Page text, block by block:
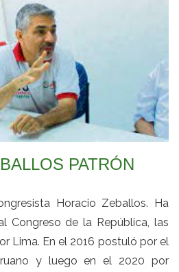
PATRÓN
Horacio Zeballos. Ha
Congreso de la República, las
Lima. En el 2016 postuló por el
y luego en el 2020 por